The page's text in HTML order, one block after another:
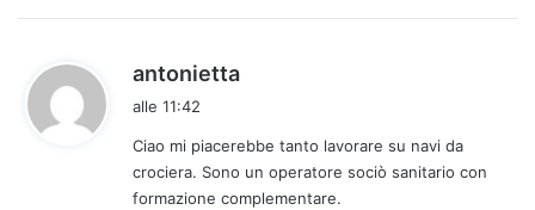
antonietta
e
t
alle 11:42
Ciao mi piacerebbe tanto lavorare su navi da
crociera. Sono un operatore sociò sanitario con
formazione complementare.